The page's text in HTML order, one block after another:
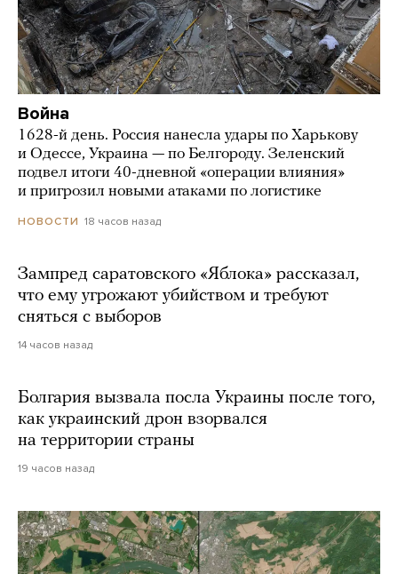
Война
1628-й день. Россия нанесла удары по Харькову
и Одессе, Украина — по Белгороду. Зеленский
подвел итоги 40-дневной «операции влияния»
и пригрозил новыми атаками по логистике
НОВОСТИ 18 часов назад
Зампред саратовского «Яблока» рассказал,
что ему угрожают убийством и требуют
сняться с выборов
14 часов назад
Болгария вызвала посла Украины после того,
как украинский дрон взорвался
на территории страны
19 часов назад